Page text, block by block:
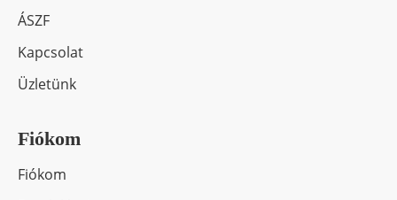
ÁSZF
Kapcsolat
Üzletünk
Fiókom
Fiókom